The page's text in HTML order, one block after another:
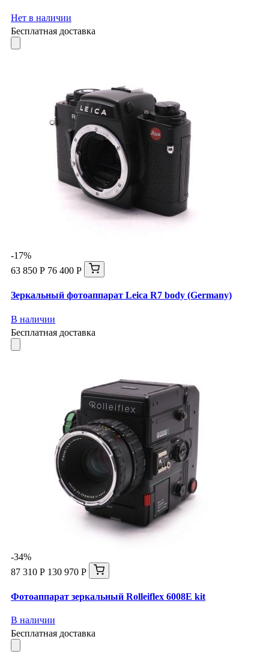
Нет в наличии
Бесплатная доставка
-17%
63 850 Р 76 400 Р
Зеркальный фотоаппарат Leica R7 body (Germany)
В наличии
Бесплатная доставка
-34%
87 310 Р 130 970 Р
Фотоаппарат зеркальный Rolleiflex 6008E kit
В наличии
Бесплатная доставка